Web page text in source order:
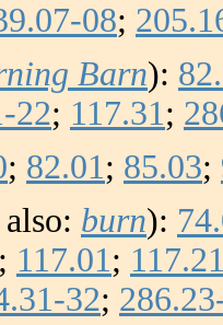
08;
Barn):
22; 117.31;
; 82.01; 85.03;
burn):
; 117.01;
32;